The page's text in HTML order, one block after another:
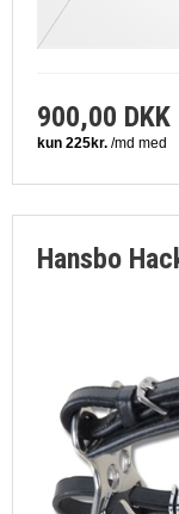
900,00 DKK
Hansbo